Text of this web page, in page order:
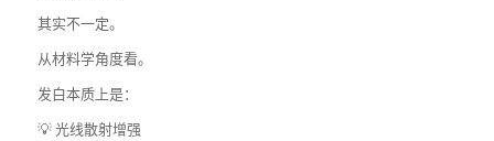
其实不一定。
从材料学角度看。
发白本质上是：
💡 光线散射增强